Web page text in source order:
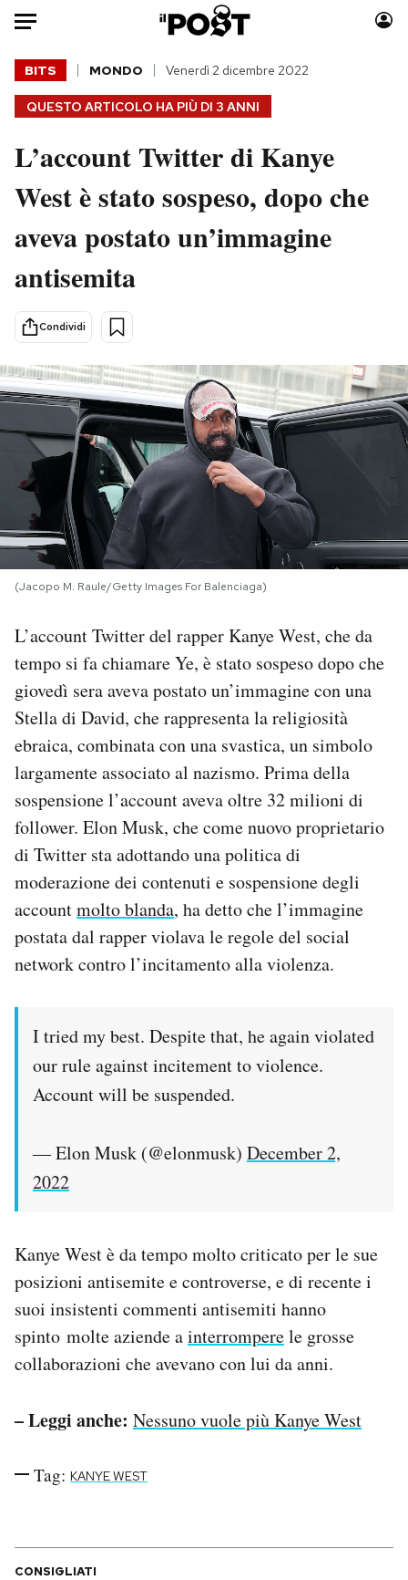
Auto
HOME
Italia
Politica
Tecnologia
Internet
Scienza
Cultura
Economia
Sport
Moda
Consumismi
Storie/Idee
Ok Boomer!
Mondiali calcio 2026
PODCAST
NEWSLETTER
I MIEI PREFERITI
CALENDARIO
AREA PERSONALE
Area Personale
Newsletter
Notifiche mobile
Regala il Post
Hai bisogno di aiuto?
Esci
QUESTO ARTICOLO HA PIÙ DI 3 ANNI
BITS MONDO Venerdì 2 dicembre 2022
L’account Twitter di Kanye
West è stato sospeso, dopo che
aveva postato un’immagine
antisemita
Condividi
(Jacopo M. Raule/Getty Images For Balenciaga)
L’account Twitter del rapper Kanye West, che da
tempo si fa chiamare Ye, è stato sospeso dopo che
giovedì sera aveva postato un’immagine con una
Stella di David, che rappresenta la religiosità
ebraica, combinata con una svastica, un simbolo
largamente associato al nazismo. Prima della
sospensione l’account aveva oltre 32 milioni di
follower. Elon Musk, che come nuovo proprietario
di Twitter sta adottando una politica di
moderazione dei contenuti e sospensione degli
accountmolto blanda, ha detto che l’immagine
postata dal rapper violava le regole del social
network contro l’incitamento alla violenza.
I tried my best. Despite that, he again violated
our rule against incitement to violence.
Account will be suspended.
— Elon Musk (@elonmusk) December 2,
2022
Kanye West è da tempo molto criticato per le sue
posizioni antisemite e controverse, e di recente i
suoi insistenti commenti antisemiti hanno
spinto molte aziende ainterromperele grosse
collaborazioni che avevano con lui da anni.
– Leggi anche: Nessuno vuole più Kanye West
Tag: KANYE WEST
CONSIGLIATI